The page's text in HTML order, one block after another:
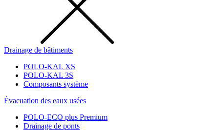
Drainage de bâtiments
POLO-KAL XS
POLO-KAL 3S
Composants système
Évacuation des eaux usées
POLO-ECO plus Premium
Drainage de ponts